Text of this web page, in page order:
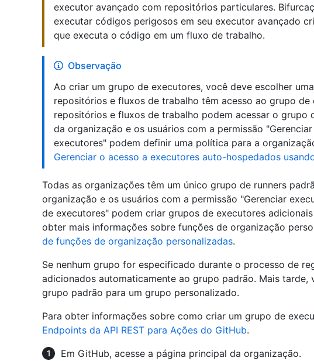
executor avançado com repositórios particulares.
executar códigos perigosos em seu executor avançado
que executa o código em um fluxo de trabalho.
Observação
Ao criar um grupo de executores, você deve escolher
repositórios e fluxos de trabalho têm acesso ao grupo de
repositórios e fluxos de trabalho podem acessar o grupo
da organização e os usuários com a permissão
executores" podem definir uma política para a
Gerenciar o acesso a executores auto-hospedados
Todas as organizações têm um único grupo de runners
organização e os usuários com a permissão "Gerenciar
de executores" podem criar grupos de executores
obter mais informações sobre funções de organização
de funções de organização personalizadas.
Se nenhum grupo for especificado durante o processo de
adicionados automaticamente ao grupo padrão. Mais tarde,
grupo padrão para um grupo personalizado.
Para obter informações sobre como criar um grupo de
Endpoints da API REST para Ações do GitHub.
Em GitHub, acesse a página principal da organização.